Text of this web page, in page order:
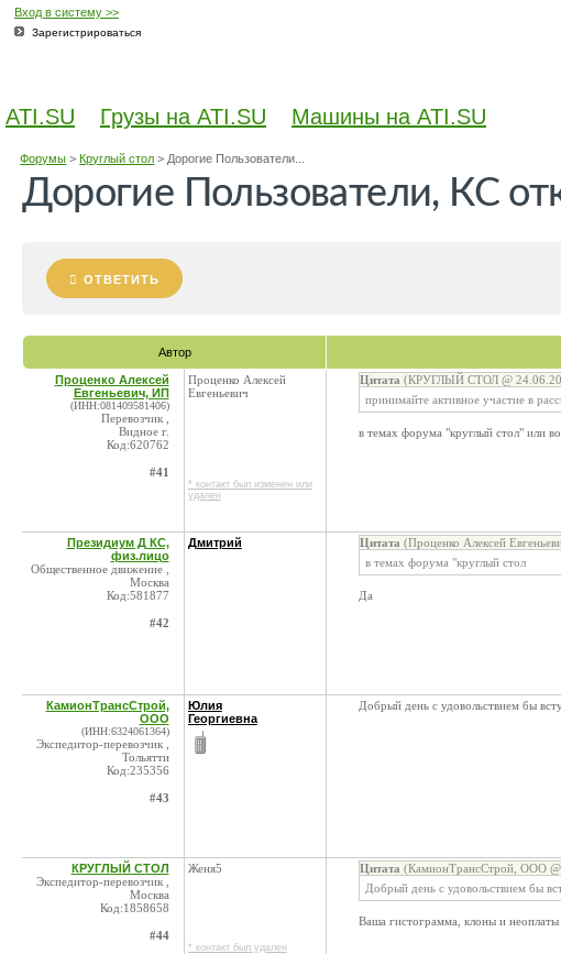
Вход в систему >>
Зарегистрироваться
ATI.SU Грузы на ATI.SU Машины на ATI.SU
Форумы >Круглый стол > Дорогие Пользователи...
Дорогие Пользователи, КС
ОТВЕТИТЬ
Автор
Проценко Алексей
Евгеньевич, ИП
(ИНН:081409581406)
Перевозчик ,
Видное г.
Код:620762
#41
Проценко Алексей
Евгеньевич
* контакт был изменен или
удален
Цитата (КРУГЛЫЙ СТОЛ @
принимайте активное участие в
в темах форума "круглый стол" или
Президиум Д КС,
физ.лицо
Общественное движение ,
Москва
Код:581877
#42
Дмитрий Цитата (Проценко Алексей
в темах форума "круглый стол
Да
КамионТрансСтрой,
ООО
(ИНН:6324061364)
Экспедитор-перевозчик ,
Тольятти
Код:235356
#43
Юлия
Георгиевна
Добрый день с удовольствием бы
КРУГЛЫЙ СТОЛ
Экспедитор-перевозчик ,
Москва
Код:1858658
#44
Женя5
* контакт был удален
Цитата (КамионТрансСтрой, ООО
Добрый день с удовольствием бы
Ваша гистограмма, клоны и неоплаты